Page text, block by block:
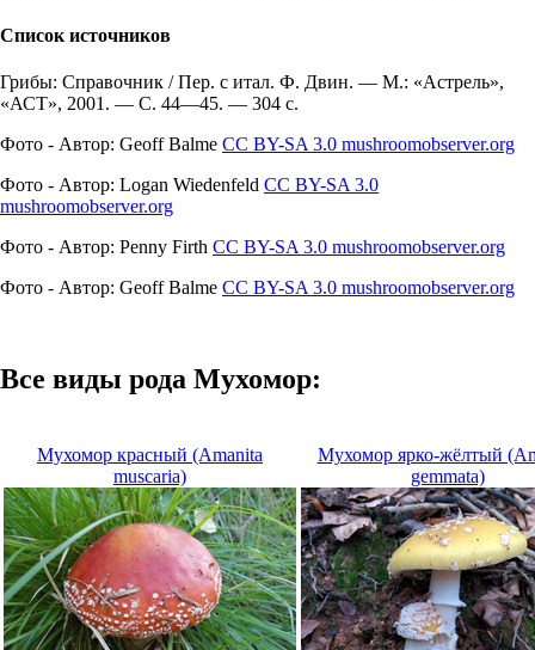
Список источников
Грибы: Справочник / Пер. с итал. Ф. Двин. — М.: «Астрель»,
«АСТ», 2001. — С. 44—45. — 304 с.
Фото - Автор: Geoff Balme CC BY-SA 3.0 mushroomobserver.org
Фото - Автор: Logan Wiedenfeld CC BY-SA 3.0
mushroomobserver.org
Фото - Автор: Penny Firth CC BY-SA 3.0 mushroomobserver.org
Фото - Автор: Geoff Balme CC BY-SA 3.0 mushroomobserver.org
Все виды рода Мухомор:
Мухомор красный (Amanita
muscaria)
Мухомор ярко-жёлтый
gemmata)